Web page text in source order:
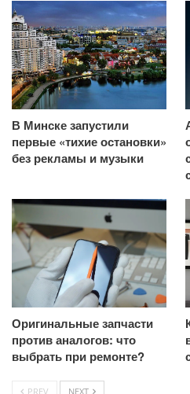
В Минске запустили
первые «тихие остановки»
без рекламы и музыки
Оригинальные запчасти
против аналогов: что
выбрать при ремонте?
PREV NEXT